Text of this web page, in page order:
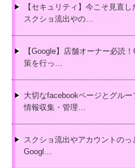
【セキュリティ】今こそ見直
スクショ流出やの…
【Google】店舗オーナー必読
策を行っ…
大切なfacebookページとグルー
情報収集・管理…
スクショ流出やアカウントのっ
Googl…